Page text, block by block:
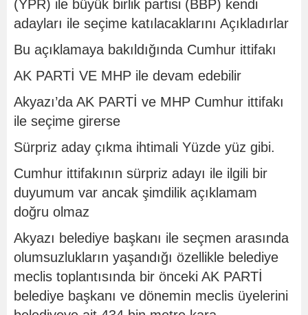
(YPR) ile büyük birlik partisi (BBP) kendi
adayları ile seçime katılacaklarını Açıkladırlar
Bu açıklamaya bakıldığında Cumhur ittifakı
AK PARTİ VE MHP ile devam edebilir
Akyazı’da AK PARTİ ve MHP Cumhur ittifakı
ile seçime girerse
Sürpriz aday çıkma ihtimali Yüzde yüz gibi.
Cumhur ittifakının sürpriz adayı ile ilgili bir
duyumum var ancak şimdilik açıklamam
doğru olmaz
Akyazı belediye başkanı ile seçmen arasında
olumsuzlukların yaşandığı özellikle belediye
meclis toplantısında bir önceki AK PARTİ
belediye başkanı ve dönemin meclis üyelerini